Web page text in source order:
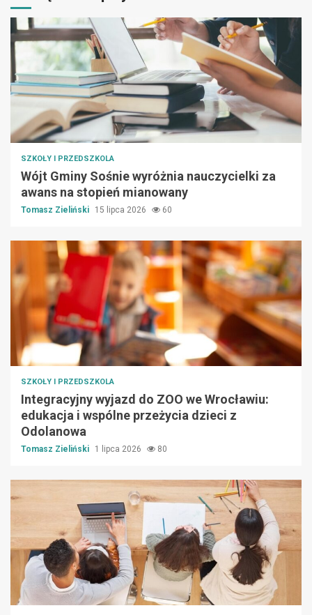
SZKOŁY I PRZEDSZKOLA
Wójt Gminy Sośnie wyróżnia nauczycielki za
awans na stopień mianowany
Tomasz Zieliński 15 lipca 2026 60
SZKOŁY I PRZEDSZKOLA
Integracyjny wyjazd do ZOO we Wrocławiu:
edukacja i wspólne przeżycia dzieci z
Odolanowa
Tomasz Zieliński 1 lipca 2026 80